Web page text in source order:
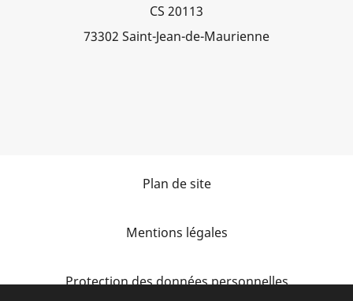
CS 20113
73302 Saint-Jean-de-Maurienne
Plan de site
Mentions légales
Protection des données personnelles